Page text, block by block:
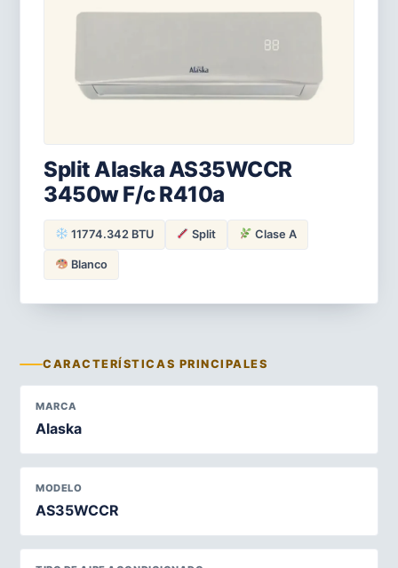
Split Alaska AS35WCCR
3450w F/c R410a
11774.342 BTU Split Clase A
Blanco
CARACTERÍSTICAS PRINCIPALES
MARCA
Alaska
MODELO
AS35WCCR